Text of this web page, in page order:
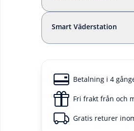
Smart Väderstation
Betalning i 4
Fri frakt från och
Gratis returer